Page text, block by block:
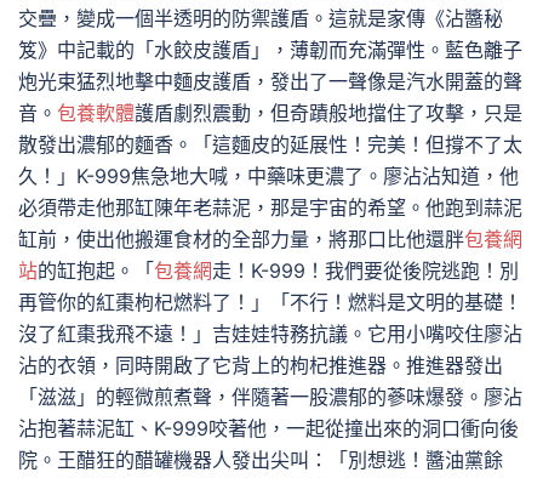
交疊，變成一個半透明的防禦護盾。這就是家傳《沾醬秘
笈》中記載的「水餃皮護盾」，薄韌而充滿彈性。藍色離子
炮光束猛烈地擊中麵皮護盾，發出了一聲像是汽水開蓋的聲
音。 包養軟體護盾劇烈震動，但奇蹟般地擋住了攻擊，只是
散發出濃郁的麵香。「這麵皮的延展性！完美！但撐不了太
久！」K-999焦急地大喊，中藥味更濃了。廖沾沾知道，他
必須帶走他那缸陳年老蒜泥，那是宇宙的希望。他跑到蒜泥
缸前，使出他搬運食材的全部力量，將那口比他還胖包養網
站的缸抱起。「包養網走！K-999！我們要從後院逃跑！別
再管你的紅棗枸杞燃料了！」「不行！燃料是文明的基礎！
沒了紅棗我飛不遠！」吉娃娃特務抗議。它用小嘴咬住廖沾
沾的衣領，同時開啟了它背上的枸杞推進器。推進器發出
「滋滋」的輕微煎煮聲，伴隨著一股濃郁的蔘味爆發。廖沾
沾抱著蒜泥缸、K-999咬著他，一起從撞出來的洞口衝向後
院。王醋狂的醋罐機器人發出尖叫：「別想逃！醬油黨餘